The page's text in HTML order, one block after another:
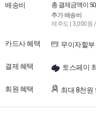
배송비 총 결제금액이
추가 배송비
제주도 | 3,000원
카드사 혜택 무이자할부
결제 혜택 토스페이
회원 혜택 최대 8천원